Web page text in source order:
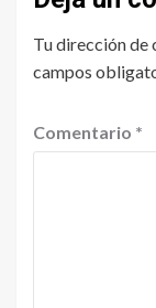
Tu dirección de
campos
Comentario *